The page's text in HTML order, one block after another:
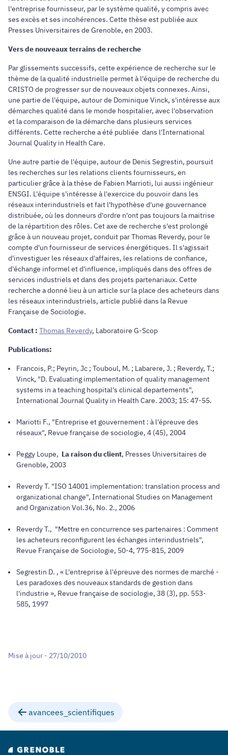
l'entreprise fournisseur, par le système qualité, y compris avec
ses excès et ses incohérences. Cette thèse est publiée aux
Presses Universitaires de Grenoble, en 2003.
Vers de nouveaux terrains de recherche
Par glissements successifs, cette expérience de recherche sur le
thème de la qualité industrielle permet à l'équipe de recherche du
CRISTO de progresser sur de nouveaux objets connexes. Ainsi,
une partie de l'équipe, autour de Dominique Vinck, s'intéresse aux
démarches qualité dans le monde hospitalier, avec l'observation
et la comparaison de la démarche dans plusieurs services
différents. Cette recherche a été publiée dans l'International
Journal Quality in Health Care.
Une autre partie de l'équipe, autour de Denis Segrestin, poursuit
les recherches sur les relations clients fournisseurs, en
particulier grâce à la thèse de Fabien Marrioti, lui aussi ingénieur
ENSGI. L'équipe s'intéresse à l'exercice du pouvoir dans les
réseaux interindustriels et fait l'hypothèse d'une gouvernance
distribuée, où les donneurs d'ordre n'ont pas toujours la maitrise
de la répartition des rôles. Cet axe de recherche s'est prolongé
grâce à un nouveau projet, conduit par Thomas Reverdy, pour le
compte d'un fournisseur de services énergétiques. Il s'agissait
d'investiguer les réseaux d'affaires, les relations de confiance,
d'échange informel et d'influence, impliqués dans des offres de
services industriels et dans des projets partenariaux. Cette
recherche a donné lieu à un article sur la place des acheteurs dans
les réseaux interindustriels, article publié dans la Revue
Française de Sociologie.
Contact : Thomas Reverdy, Laboratoire G-Scop
Publications:
Francois, P.; Peyrin, Jc ; Touboul, M. ; Labarere, J. ; Reverdy, T.;
Vinck, "D. Evaluating implementation of quality management
systems in a teaching hospital's clinical departements",
International Journal Quality in Health Care. 2003; 15: 47-55.
Mariotti F., "Entreprise et gouvernement : à l'épreuve des
réseaux", Revue française de sociologie, 4 (45), 2004
Peggy Loupe, La raison du client, Presses Universitaires de
Grenoble, 2003
Reverdy T. "ISO 14001 implementation: translation process and
organizational change", International Studies on Management
and Organization Vol.36, No. 2., 2006
Reverdy T., "Mettre en concurrence ses partenaires : Comment
les acheteurs reconfigurent les échanges interindustriels",
Revue Française de Sociologie, 50-4, 775-815, 2009
Segrestin D. , « L'entreprise à l'épreuve des normes de marché -
Les paradoxes des nouveaux standards de gestion dans
l'industrie », Revue française de sociologie, 38 (3), pp. 553-
585, 1997
Mise à jour - 27/10/2010
avancees_scientifiques